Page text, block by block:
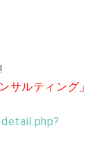
サルティング」